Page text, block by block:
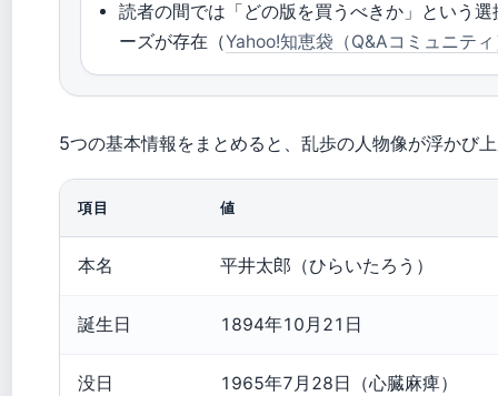
読者の間では「どの版を買うべきか」という選
ーズが存在（Yahoo!知恵袋（Q&Aコミュニテ
5つの基本情報をまとめると、乱歩の人物像が浮かび
項目 値
本名 平井太郎（ひらいたろう）
誕生日 1894年10月21日
没日 1965年7月28日（心臓麻痺）